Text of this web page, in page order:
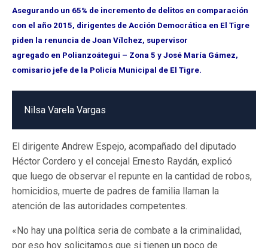
Asegurando un 65% de incremento de delitos en comparación
con el año 2015, dirigentes de Acción Democrática en El Tigre
piden la renuncia de Joan Vílchez, supervisor
agregado en Polianzoátegui – Zona 5 y José María Gámez,
comisario jefe de la Policía Municipal de El Tigre.
Nilsa Varela Vargas
El dirigente Andrew Espejo, acompañado del diputado
Héctor Cordero y el concejal Ernesto Raydán, explicó
que luego de observar el repunte en la cantidad de robos,
homicidios, muerte de padres de familia llaman la
atención de las autoridades competentes.
«No hay una política seria de combate a la criminalidad,
por eso hoy solicitamos que si tienen un poco de